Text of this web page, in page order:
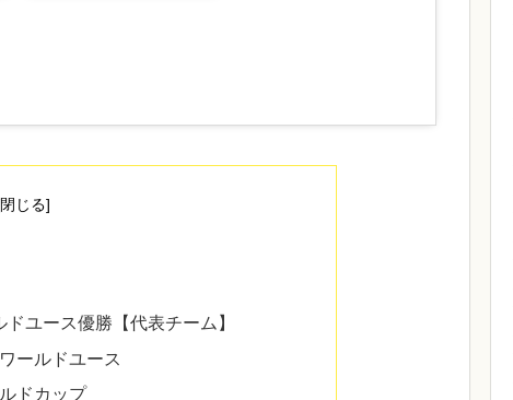
ユース優勝【代表チーム】
ールドユース
ドカップ